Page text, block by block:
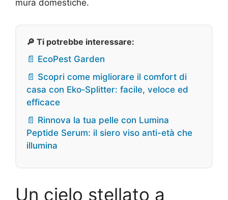
mura domestiche.
🔎 Ti potrebbe interessare:
📄 EcoPest Garden
📄 Scopri come migliorare il comfort di
casa con Eko‑Splitter: facile, veloce ed
efficace
📄 Rinnova la tua pelle con Lumina
Peptide Serum: il siero viso anti-età che
illumina
Un cielo stellato a